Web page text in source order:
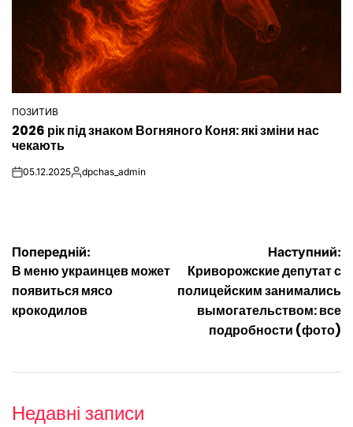
ОПУБЛІКУВАТИ
У
ПОЗИТИВ
2026 рік під знаком Вогняного Коня: які зміни нас
чекають
on05.12.2025Опубліковано
dpchas_admin
Навігація
записів
Попередній:
В меню украинцев может
появиться мясо
крокодилов
Наступний:
Криворожские депутат с
полицейским занимались
вымогательством: все
подробности (фото)
Недавні записи